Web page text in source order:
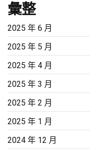
彙整
2025 年 6 月
2025 年 5 月
2025 年 4 月
2025 年 3 月
2025 年 2 月
2025 年 1 月
2024 年 12 月